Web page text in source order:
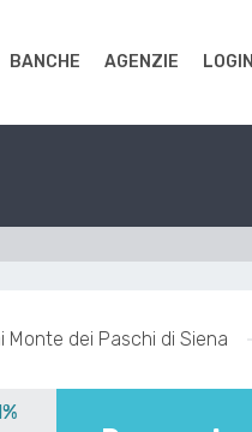
BANCHE AGENZIE LOGIN
Monte dei Paschi di Siena